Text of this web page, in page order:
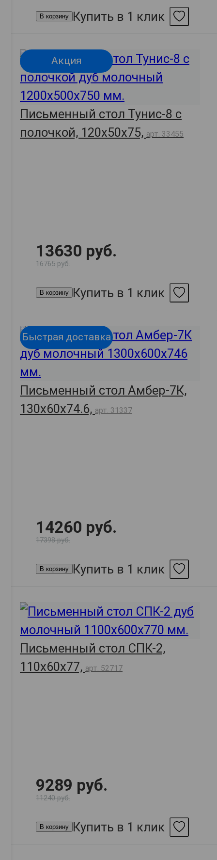
В корзину Купить в 1 клик
Акция
Письменный стол Тунис-8 с
полочкой, 120х50х75, арт. 33455
13630 руб.
16765 руб.
В корзину Купить в 1 клик
Быстрая доставка
Письменный стол Амбер-7К,
130х60х74.6, арт. 31337
14260 руб.
17398 руб.
В корзину Купить в 1 клик
Письменный стол СПК-2,
110х60х77, арт. 52717
9289 руб.
11240 руб.
В корзину Купить в 1 клик